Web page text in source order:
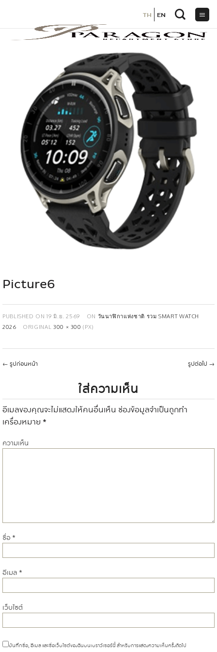
Picture6
PUBLISHED ON19 มิ.ย. 2569 ON วันนาฬิกาแห่งชาติ รวม SMART WATCH
2026
ORIGINAL 300 × 300 (PX)
← รูปก่อนหน้า รูปต่อไป →
ใส่ความเห็น
อีเมลของคุณจะไม่แสดงให้คนอื่นเห็น ช่องข้อมูลจำเป็นถูกทำ
เครื่องหมาย *
ความเห็น
ชื่อ *
อีเมล *
เว็บไซต์
บันทึกชื่อ, อีเมล และชื่อเว็บไซต์ของฉันบนเบราว์เซอร์นี้ สำหรับการแสดงความเห็นครั้งถัดไป
TH EN
TH EN